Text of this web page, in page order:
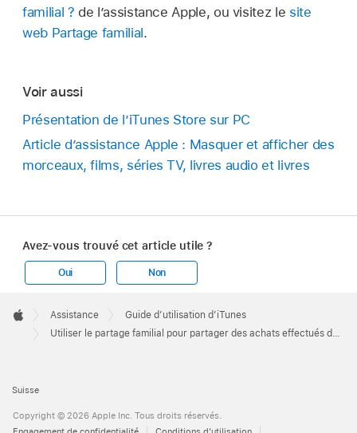
familial ? de l’assistance Apple, ou visitez le site
web Partage familial.
Voir aussi
Présentation de l’iTunes Store sur PC
Article d’assistance Apple : Masquer et afficher des
morceaux, films, séries TV, livres audio et livres
Avez-vous trouvé cet article utile ?
Oui Non
Footer

Apple
Assistance
Guide d’utilisation d’iTunes
Utiliser le partage familial pour partager des achats effectués dans l’iTunes Store sur PC
Suisse
Copyright © 2026 Apple Inc. Tous droits réservés.